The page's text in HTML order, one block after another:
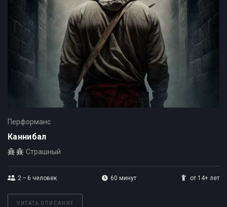
Перформанс
Каннибал
Страшный
2 – 6 человек 60 минут от 14+ лет
ЧИТАТЬ ОПИСАНИЕ